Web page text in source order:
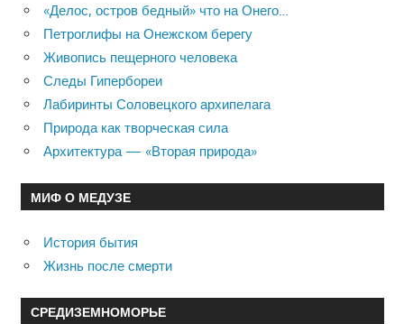
«Делос, остров бедный» что на Онего…
Петроглифы на Онежском берегу
Живопись пещерного человека
Следы Гипербореи
Лабиринты Соловецкого архипелага
Природа как творческая сила
Архитектура — «Вторая природа»
МИФ О МЕДУЗЕ
История бытия
Жизнь после смерти
СРЕДИЗЕМНОМОРЬЕ